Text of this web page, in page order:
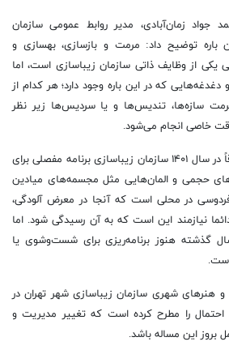
زمان‌آبادی، مدیر روابط عمومی سازمان
باره توضیح داد: مرمت و بازسازی، بهسازی و
از وظایف ذاتی سازمان زیباسازی است، اما
که در این باره وجود دارد؛ هر کدام از
سازه‌ها، تندیس‌ها و یا سردیس‌ها زیر نظر
خاصی انجام می‌شود.
زمان‌آبادی با بیان اینکه اتفاقاً در سال ۱۴۰۱ سازمان زیباسازی برنامه مفصلی برای
حجمی و المان‌هایی مثل مجسمه‌های میادین
در محلی است که آنجا در معرض آلودگی،
دائما نیازمند این است که به آن رسیدگی شود. اما
گذشته هنوز برنامه‌ریزی برای شست‌وشوی یا
و هنر‌های شهری سازمان زیباسازی شهر تهران در
احتمال را مطرح کرده است که تغییر مدیریت و
بروز این مساله باشد.